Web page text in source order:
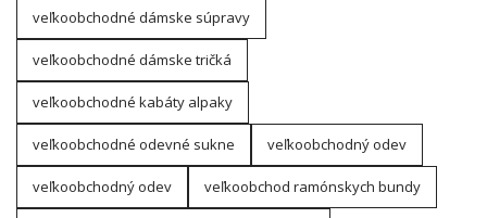
veľkoobchodné dámske súpravy
veľkoobchodné dámske tričká
veľkoobchodné kabáty alpaky
veľkoobchodné odevné sukne veľkoobchodný odev
veľkoobchodný odev veľkoobchod ramónskych bundy